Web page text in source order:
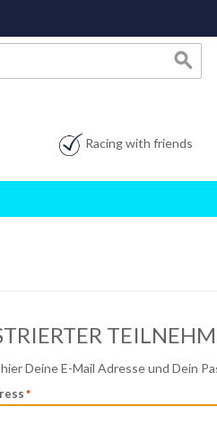
Racing with friends
Deine E-Mail Adresse und Dein